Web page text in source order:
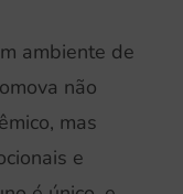
ambiente de
não
mas
e